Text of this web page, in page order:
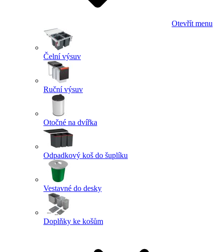
Otevřít menu
Čelní výsuv
Ruční výsuv
Otočné na dvířka
Odpadkový koš do šuplíku
Vestavné do desky
Doplňky ke košům